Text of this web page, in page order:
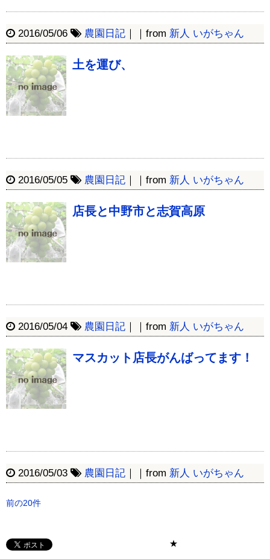
2016/05/06 農園日記 ｜｜from 新人 いがちゃん
土を運び、
2016/05/05 農園日記 ｜｜from 新人 いがちゃん
店長と中野市と志賀高原
2016/05/04 農園日記 ｜｜from 新人 いがちゃん
マスカット店長がんばってます！
2016/05/03 農園日記 ｜｜from 新人 いがちゃん
前の20件
★